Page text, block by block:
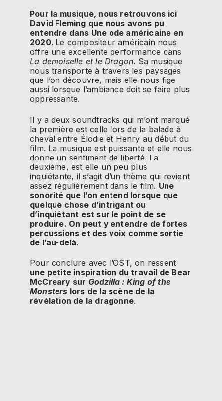
Pour la musique, nous retrouvons ici
David Fleming que nous avons pu
entendre dans Une ode américaine en
2020. Le compositeur américain nous
offre une excellente performance dans
La demoiselle et le Dragon. Sa musique
nous transporte à travers les paysages
que l’on découvre, mais elle nous fige
aussi lorsque l’ambiance doit se faire plus
oppressante.
Il y a deux soundtracks qui m’ont marqué
la première est celle lors de la balade à
cheval entre Élodie et Henry au début du
film. La musique est puissante et elle nous
donne un sentiment de liberté. La
deuxième, est elle un peu plus
inquiétante, il s’agit d’un thème qui revient
assez régulièrement dans le film. Une
sonorité que l’on entend lorsque que
quelque chose d’intrigant ou
d’inquiétant est sur le point de se
produire. On peut y entendre de fortes
percussions et des voix comme sortie
de l’au-delà.
Pour conclure avec l’OST, on ressent
une petite inspiration du travail de Bear
McCreary sur Godzilla : King of the
Monsters lors de la scène de la
révélation de la dragonne.